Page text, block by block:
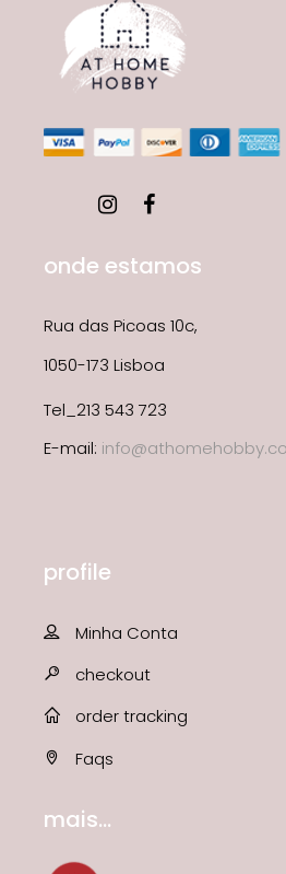
onde estamos
Rua das Picoas 10c,
1050-173 Lisboa
Tel_213 543 723
E-mail:
profile
Minha Conta
checkout
order tracking
Faqs
mais...